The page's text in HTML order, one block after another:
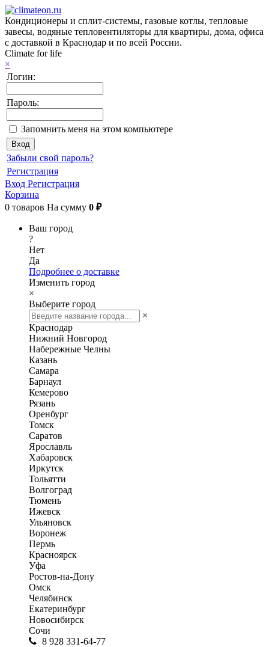
Кондиционеры и сплит-системы, газовые котлы, тепловые
завесы, водяные тепловентиляторы для квартиры, дома, офиса
с доставкой в Краснодар и по всей России.
Climate for life
×
Логин:
Пароль:
Запомнить меня на этом компьютере
Забыли свой пароль?
Регистрация
Вход Регистрация
Корзина
0 товаров На сумму 0 ₽
Ваш город
?
Нет
Да
Подробнее о доставке
Изменить город
×
Выберите город
×
Краснодар
Нижний Новгород
Набережные Челны
Казань
Самара
Барнаул
Кемерово
Рязань
Оренбург
Томск
Саратов
Ярославль
Хабаровск
Иркутск
Тольятти
Волгоград
Тюмень
Ижевск
Ульяновск
Воронеж
Пермь
Красноярск
Уфа
Ростов-на-Дону
Омск
Челябинск
Екатеринбург
Новосибирск
Сочи
8 928 331-64-77